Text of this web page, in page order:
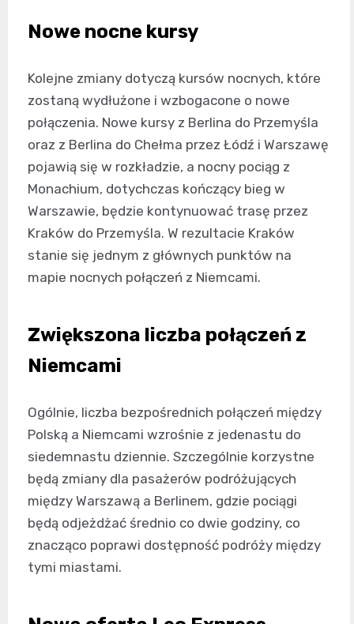
Nowe nocne kursy
Kolejne zmiany dotyczą kursów nocnych, które
zostaną wydłużone i wzbogacone o nowe
połączenia. Nowe kursy z Berlina do Przemyśla
oraz z Berlina do Chełma przez Łódź i Warszawę
pojawią się w rozkładzie, a nocny pociąg z
Monachium, dotychczas kończący bieg w
Warszawie, będzie kontynuować trasę przez
Kraków do Przemyśla. W rezultacie Kraków
stanie się jednym z głównych punktów na
mapie nocnych połączeń z Niemcami.
Zwiększona liczba połączeń z
Niemcami
Ogólnie, liczba bezpośrednich połączeń między
Polską a Niemcami wzrośnie z jedenastu do
siedemnastu dziennie. Szczególnie korzystne
będą zmiany dla pasażerów podróżujących
między Warszawą a Berlinem, gdzie pociągi
będą odjeżdżać średnio co dwie godziny, co
znacząco poprawi dostępność podróży między
tymi miastami.